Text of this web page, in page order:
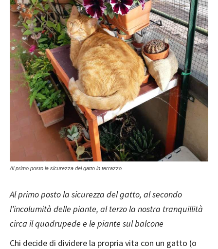
Al primo posto la sicurezza del gatto in terrazzo.
Al primo posto la sicurezza del gatto, al secondo
l’incolumità delle piante, al terzo la nostra tranquillità
circa il quadrupede e le piante sul balcone
Chi decide di dividere la propria vita con un gatto (o